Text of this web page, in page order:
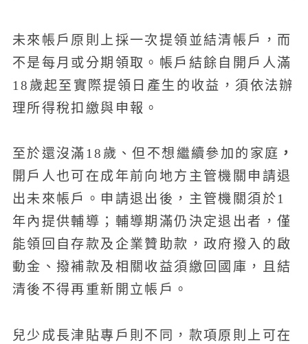
未來帳戶原則上採一次提領並結清帳戶，而
不是每月或分期領取。帳戶結餘自開戶人滿
18歲起至實際提領日產生的收益，須依法辦
理所得稅扣繳與申報。
至於還沒滿18歲、但不想繼續參加的家庭 ，
開戶人也可在成年前向地方主管機關申請退
出未來帳戶。申請退出後，主管機關須於1
年內提供輔導；輔導期滿仍決定退出者，僅
能領回自存款及企業贊助款，政府撥入的啟
動金、撥補款及相關收益須繳回國庫，且結
清後不得再重新開立帳戶。
兒少成長津貼專戶則不同，款項原則上可在